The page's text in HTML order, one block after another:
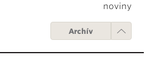
noviny
Archív